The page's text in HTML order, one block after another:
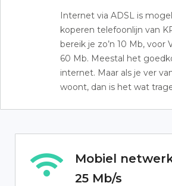
Internet via ADSL is
koperen telefoonlijn van
bereik je zo’n 10 Mb, voor
60 Mb. Meestal het
internet. Maar als je ver
woont, dan is het wat
Mobiel
25 Mb/s